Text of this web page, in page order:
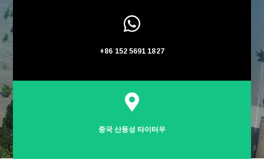

+86 152 5691 1827

중국 산둥성 타이터우